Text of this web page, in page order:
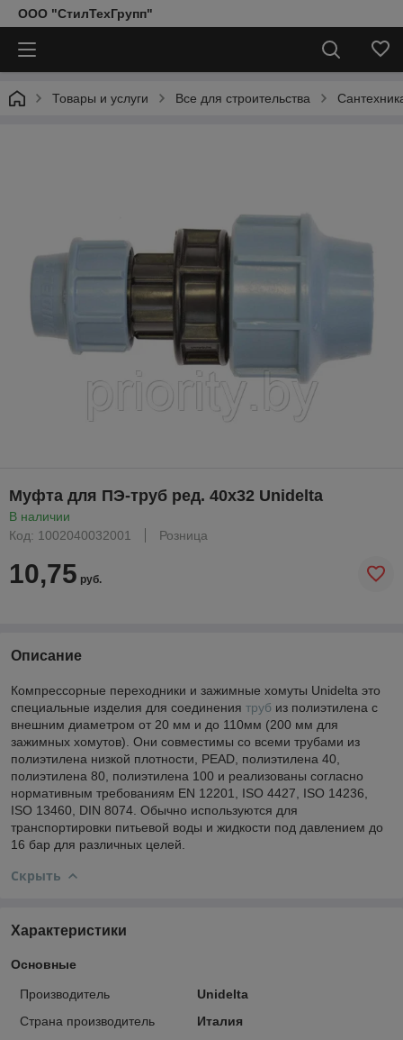
ООО "СтилТехГрупп"
Товары и услуги Все для строительства
Муфта для ПЭ-труб ред. 40х32 Unidelta
В наличии
Код: 1002040032001
Розница
10,75 руб.
Описание
Компрессорные переходники и зажимные хомуты Unidelta это
специальные изделия для соединения труб из полиэтилена с
внешним диаметром от 20 мм и до 110мм (200 мм для
зажимных хомутов). Они совместимы со всеми трубами из
полиэтилена низкой плотности, PEAD, полиэтилена 40,
полиэтилена 80, полиэтилена 100 и реализованы согласно
нормативным требованиям EN 12201, ISO 4427, ISO 14236,
ISO 13460, DIN 8074. Обычно используются для
транспортировки питьевой воды и жидкости под давлением до
16 бар для различных целей.
Скрыть
Характеристики
Основные
Производитель
Unidelta
Страна производитель
Италия